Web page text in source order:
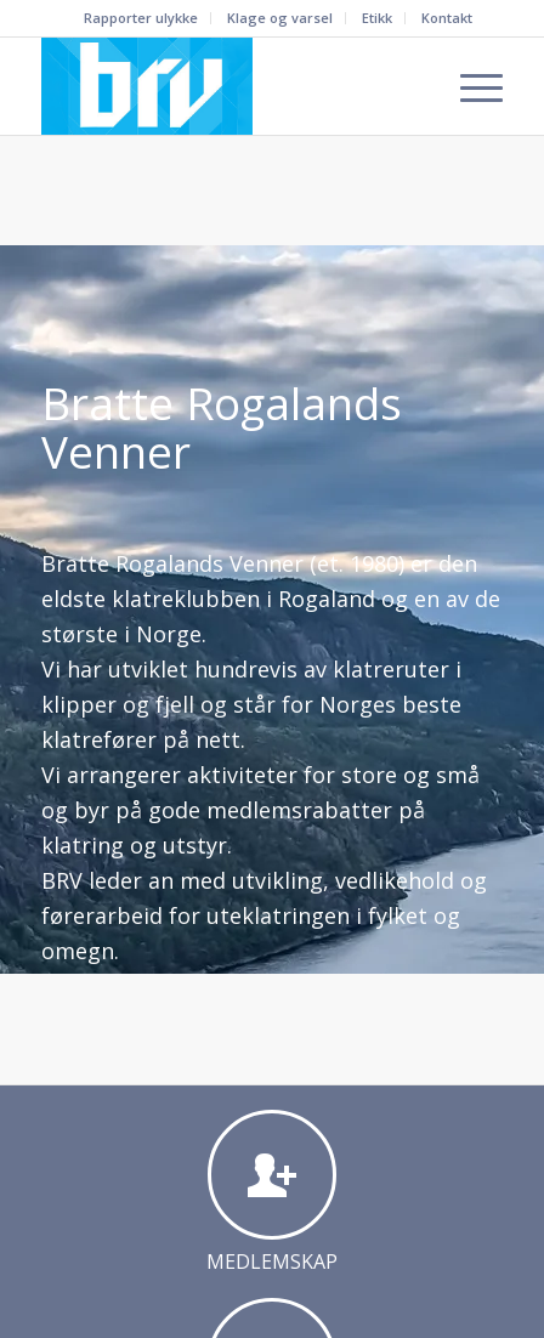
Rapporter ulykke Klage og varsel Etikk Kontakt
Bratte Rogalands
Venner
Bratte Rogalands Venner (et. 1980) er den
eldste klatreklubben i Rogaland og en av de
største i Norge.
Vi har utviklet hundrevis av klatreruter i
klipper og fjell og står for Norges beste
klatrefører på nett.
Vi arrangerer aktiviteter for store og små
og byr på gode medlemsrabatter på
klatring og utstyr.
BRV leder an med utvikling, vedlikehold og
førerarbeid for uteklatringen i fylket og
omegn.
MEDLEMSKAP